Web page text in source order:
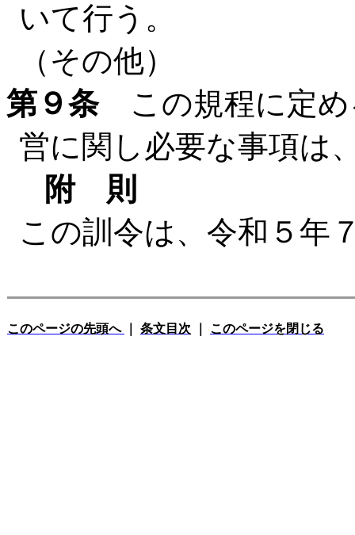
いて行う。
（その他）
第９条この規程に定め
営に関し必要な事項は
附 則
この訓令は、令和５年
このページの先頭へ 条文目次 このページを閉じる